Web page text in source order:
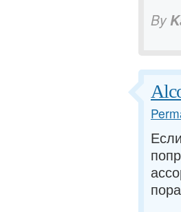
By